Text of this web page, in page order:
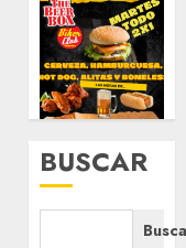
BUSCAR